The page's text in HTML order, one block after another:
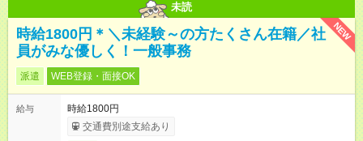
未読
NEW
時給1800円＊＼未経験～の方たくさん在籍／社
員がみな優しく！一般事務
派遣 WEB登録・面接OK
給与
時給1800円
交通費別途支給あり